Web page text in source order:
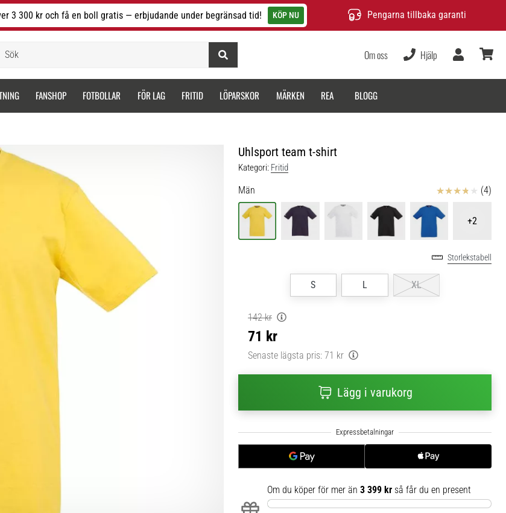
3 300 kr och få en boll gratis — erbjudande under begränsad tid! KÖP NU Pengarna tillbaka garanti
Om oss Hjälp
FANSHOP FOTBOLLAR FÖR LAG FRITID LÖPARSKOR MÄRKEN REA BLOGG
Uhlsport team t-shirt
Kategori: Fritid
Män Recensioner (4)
+2
Storlekstabell
S L XL
142 kr
71 kr
Senaste lägsta pris: 71 kr
Lägg i varukorg
Om du köper för mer än 3 399 kr så får du en present